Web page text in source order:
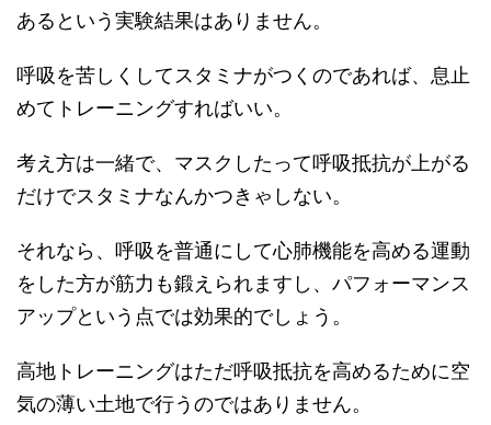
あるという実験結果はありません。
呼吸を苦しくしてスタミナがつくのであれば、息止
めてトレーニングすればいい。
考え方は一緒で、マスクしたって呼吸抵抗が上がる
だけでスタミナなんかつきゃしない。
それなら、呼吸を普通にして心肺機能を高める運動
をした方が筋力も鍛えられますし、パフォーマンス
アップという点では効果的でしょう。
高地トレーニングはただ呼吸抵抗を高めるために空
気の薄い土地で行うのではありません。